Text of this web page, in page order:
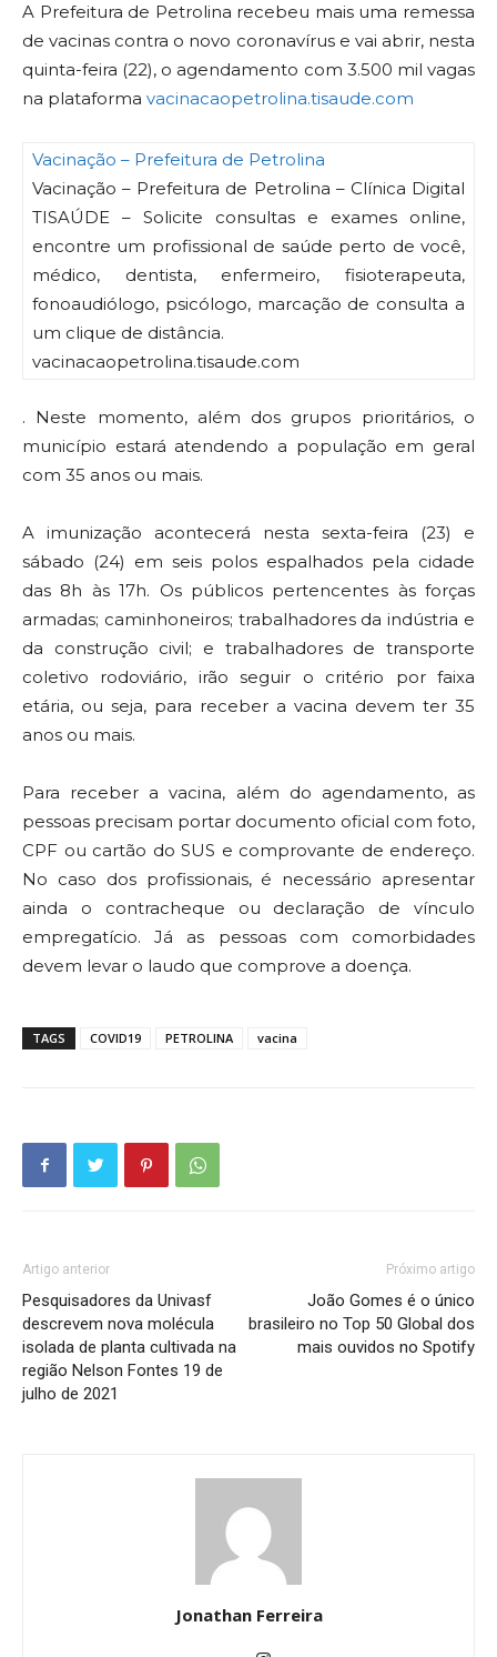
A Prefeitura de Petrolina recebeu mais uma remessa
de vacinas contra o novo coronavírus e vai abrir, nesta
quinta-feira (22), o agendamento com 3.500 mil vagas
na plataforma vacinacaopetrolina.tisaude.com
Vacinação – Prefeitura de Petrolina
Vacinação – Prefeitura de Petrolina – Clínica Digital
TISAÚDE – Solicite consultas e exames online,
encontre um profissional de saúde perto de você,
médico, dentista, enfermeiro, fisioterapeuta,
fonoaudiólogo, psicólogo, marcação de consulta a
um clique de distância.
vacinacaopetrolina.tisaude.com
. Neste momento, além dos grupos prioritários, o
município estará atendendo a população em geral
com 35 anos ou mais.
A imunização acontecerá nesta sexta-feira (23) e
sábado (24) em seis polos espalhados pela cidade
das 8h às 17h. Os públicos pertencentes às forças
armadas; caminhoneiros; trabalhadores da indústria e
da construção civil; e trabalhadores de transporte
coletivo rodoviário, irão seguir o critério por faixa
etária, ou seja, para receber a vacina devem ter 35
anos ou mais.
Para receber a vacina, além do agendamento, as
pessoas precisam portar documento oficial com foto,
CPF ou cartão do SUS e comprovante de endereço.
No caso dos profissionais, é necessário apresentar
ainda o contracheque ou declaração de vínculo
empregatício. Já as pessoas com comorbidades
devem levar o laudo que comprove a doença.
TAGS COVID19 PETROLINA vacina
Artigo anterior
Pesquisadores da Univasf
descrevem nova molécula
isolada de planta cultivada na
região Nelson Fontes 19 de
julho de 2021
Próximo artigo
João Gomes é o único
brasileiro no Top 50 Global dos
mais ouvidos no Spotify
Jonathan Ferreira